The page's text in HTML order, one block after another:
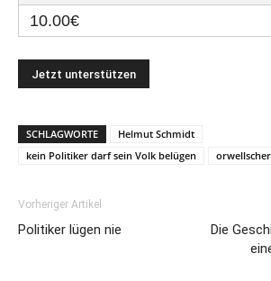
10.00€
SCHLAGWORTE
Helmut Schmidt
kein Politiker darf sein Volk belügen
Vorheriger Artikel
Politiker lügen nie
Die